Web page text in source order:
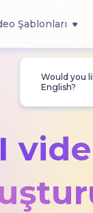
Şablonları
Would you
English?